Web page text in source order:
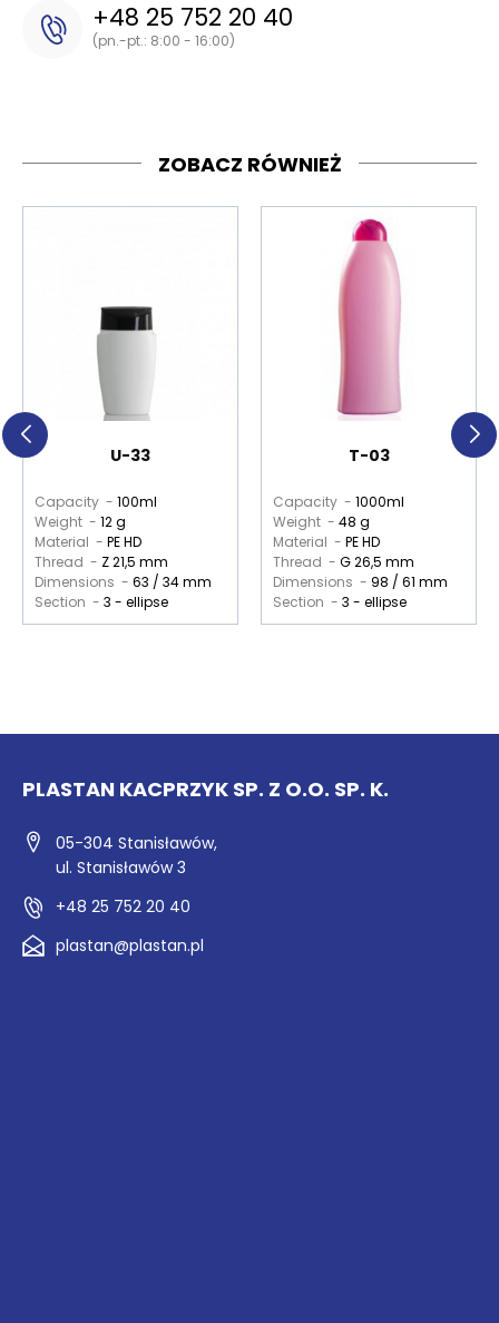
+48 25 752 20 40
(pn.-pt.: 8:00 - 16:00)
ZOBACZ RÓWNIEŻ
U-33
Capacity - 100ml
Weight - 12 g
Material - PE HD
Thread - Z 21,5 mm
Dimensions - 63 / 34 mm
Section - 3 - ellipse
T-03
Capacity - 1000ml
Weight - 48 g
Material - PE HD
Thread - G 26,5 mm
Dimensions - 98 / 61 mm
Section - 3 - ellipse
PLASTAN KACPRZYK SP. Z O.O. SP. K.
05-304 Stanisławów,
ul. Stanisławów 3
+48 25 752 20 40
plastan@plastan.pl